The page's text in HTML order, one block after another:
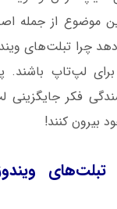
موضوع از جمله
چرا تبلت‌های
برای لپ‌تاپ
فکر جایگزینی
بیرون کنند!
تبلت‌های